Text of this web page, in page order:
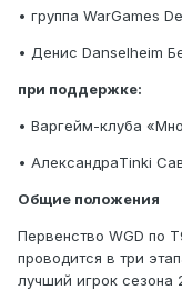
• группа WarGames
• Денис Danselheim
при поддержке:
• Варгейм-клуба
• АлександраTinki
Общие положения
Первенство WGD по
проводится в три
лучший игрок сезона